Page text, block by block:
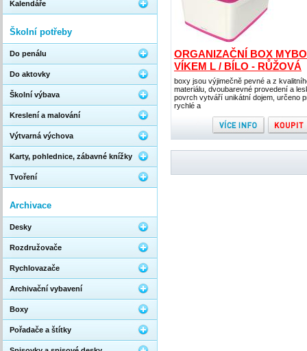
ORGANIZAČNÍ BOX
VÍKEM L / BÍLO - RŮŽOVÁ
boxy jsou výjimečně pevné a z
materiálu, dvoubarevné provedení a
povrch vytváří unikátní dojem, určeno
rychlé a
Kalendáře
Školní potřeby
Do penálu
Do aktovky
Školní výbava
Kreslení a malování
Výtvarná výchova
Karty, pohlednice, zábavné knížky
Tvoření
Archivace
Desky
Rozdružovače
Rychlovazače
Archivační vybavení
Boxy
Pořadače a štítky